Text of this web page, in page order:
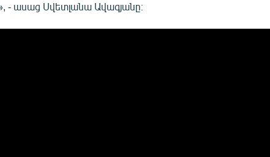
- ասաց Սվետլանա Ավագյանը։